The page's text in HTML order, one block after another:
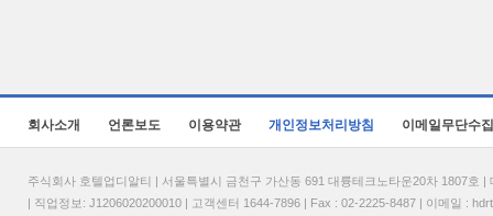
회사소개 언론보도 이용약관 개인정보처리방침 이메일무단수
주식회사 호텔업디알티 | 서울특별시 금천구 가산동 691 대륭테크노타운20차 1807
| 직업정보: J1206020200010 | 고객센터 1644-7896 | Fax : 02-2225-8487 | 이메일 :